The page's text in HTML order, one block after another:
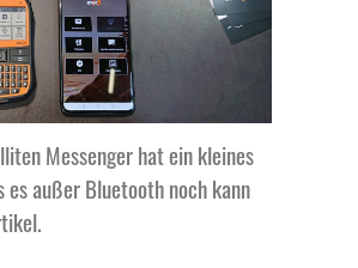
Messenger hat ein kleines
es außer Bluetooth noch kann